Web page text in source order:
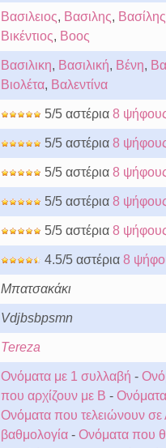
Βασιλειος, Βασιλης, Βασίλης
Βικέντιος, Βοος
Βασιλικη, Βασιλική, Βένη,
Βιολέτα, Βαλεντίνα
5/5 αστέρια 8
5/5 αστέρια 8
5/5 αστέρια 8
5/5 αστέρια 8
5/5 αστέρια 8
4.5/5 αστέρια 8
Μπατσακάκι
Vdjbsbpsmn
Tereza
Ονόματα με 1 συλλαβή -
που αρχίζουν με Β -
Ονόματα που τελειώνουν σε
βαθμολογία- Ονόματα που